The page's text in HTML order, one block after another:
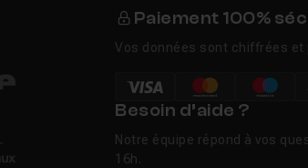
Paiement 100%
Vos données sont chiffrées
Besoin d’aide ?
Notre équipe répond à vos
16h.